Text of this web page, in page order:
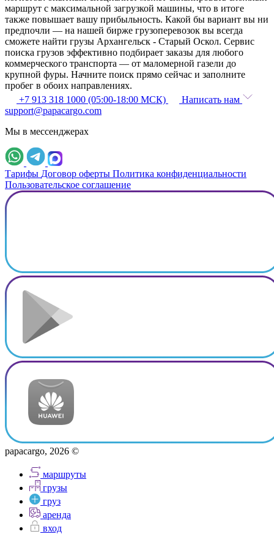
маршрут с максимальной загрузкой машины, что в итоге
также повышает вашу прибыльность. Какой бы вариант вы ни
предпочли — на нашей бирже грузоперевозок вы всегда
сможете найти грузы Архангельск - Старый Оскол. Сервис
поиска грузов эффективно подбирает заказы для любого
коммерческого транспорта — от маломерной газели до
крупной фуры. Начните поиск прямо сейчас и заполните
пробег в обоих направлениях.
+7 913 318 1000 (05:00-18:00 МСК)
Написать нам
support@papacargo.com
Мы в мессенджерах
Тарифы Договор оферты Политика конфиденциальности
Пользовательское соглашение
papacargo, 2026 ©
маршруты
грузы
груз
аренда
вход